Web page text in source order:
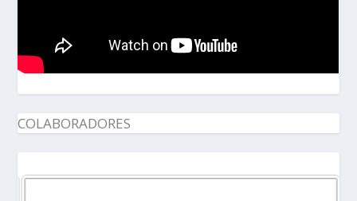
COLABORADORES